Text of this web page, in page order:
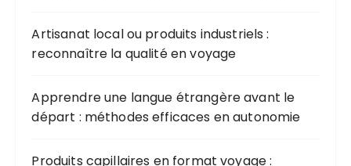
Artisanat local ou produits industriels :
reconnaître la qualité en voyage
Apprendre une langue étrangère avant le
départ : méthodes efficaces en autonomie
Produits capillaires en format voyage :